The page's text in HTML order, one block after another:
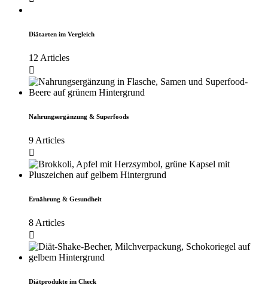
Diätarten im Vergleich
12 Articles
Nahrungsergänzung & Superfoods
9 Articles
Ernährung & Gesundheit
8 Articles
Diätprodukte im Check